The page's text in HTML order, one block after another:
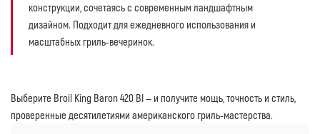
конструкции, сочетаясь с современным ландшафтным
дизайном. Подходит для ежедневного использования и
масштабных гриль-вечеринок.
Выберите Broil King Baron 420 BI — и получите мощь, точность и стиль,
проверенные десятилетиями американского гриль-мастерства.